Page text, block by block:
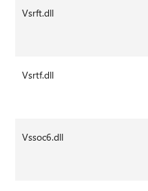
Vsrft.dll
Vsrtf.dll
Vssoc6.dll